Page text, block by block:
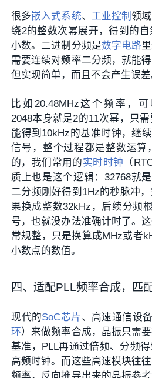
很多嵌入式系统、 工业控制领
绕2的整数次幂展开，得到的
小数。二进制分频是数字电路
需要连续对频率二分频，就能
但实现简单，而且不会产生误差
比如20.48MHz这个频率，可
2048本身就是2的11次幂，只
能得到10kHz的基准时钟，继
信号，整个过程都是整数运算
的，我们常用的实时时钟 （
质上也是这个逻辑：32768就
二分频刚好得到1Hz的秒脉冲
果换成整数32kHz，后续分频
号，也就没办法准确计时了。
常规整，只是换算成MHz或者
小数点的数值。
四、适配PLL频率合成，匹
现代的SoC芯片 、高速通信设
环）来做频率合成，晶振只需
基准，PLL再通过倍频、分频
高频时钟。而这些高速模块往